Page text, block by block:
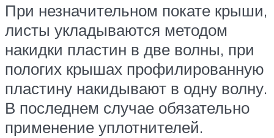
При незначительном покате крыши,
листы укладываются методом
накидки пластин в две волны, при
пологих крышах профилированную
пластину накидывают в одну волну.
В последнем случае обязательно
применение уплотнителей.